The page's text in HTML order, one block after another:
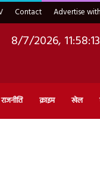
Contact Advertise
8/7/2026,
राजनीति क्राइम खेल